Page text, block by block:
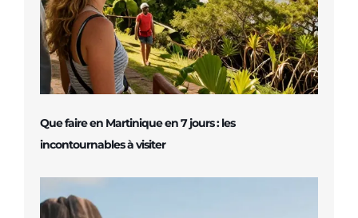
Que faire en Martinique en 7 jours : les
incontournables à visiter